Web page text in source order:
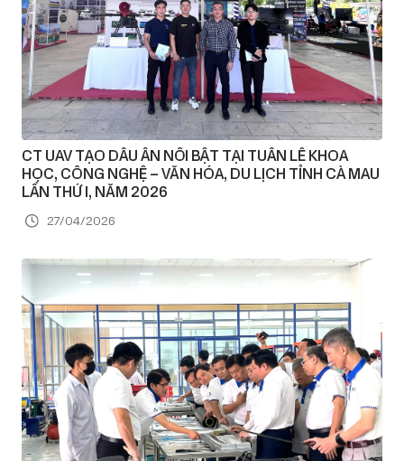
CT UAV TẠO DẤU ẤN NỔI BẬT TẠI TUẦN LỄ KHOA
HỌC, CÔNG NGHỆ – VĂN HÓA, DU LỊCH TỈNH CÀ MAU
LẦN THỨ I, NĂM 2026
27/04/2026